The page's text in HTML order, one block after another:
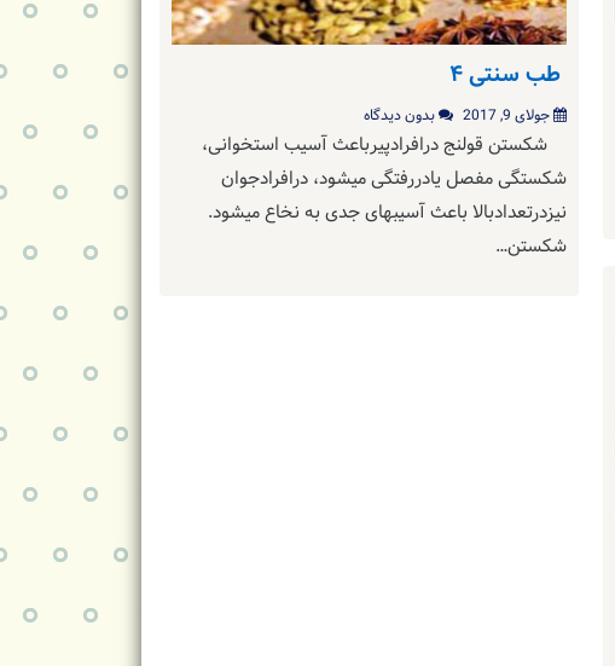
طب سنتی ۴
جولای 9, 2017 بدون دیدگاه
شکستن قولنج درافرادپیرباعث آسیب استخوانی،
شکستگی مفصل یادررفتگی میشود، درافرادجوان
نیزدرتعدادبالا باعث آسیبهای جدی به نخاع میشود.
شکستن…